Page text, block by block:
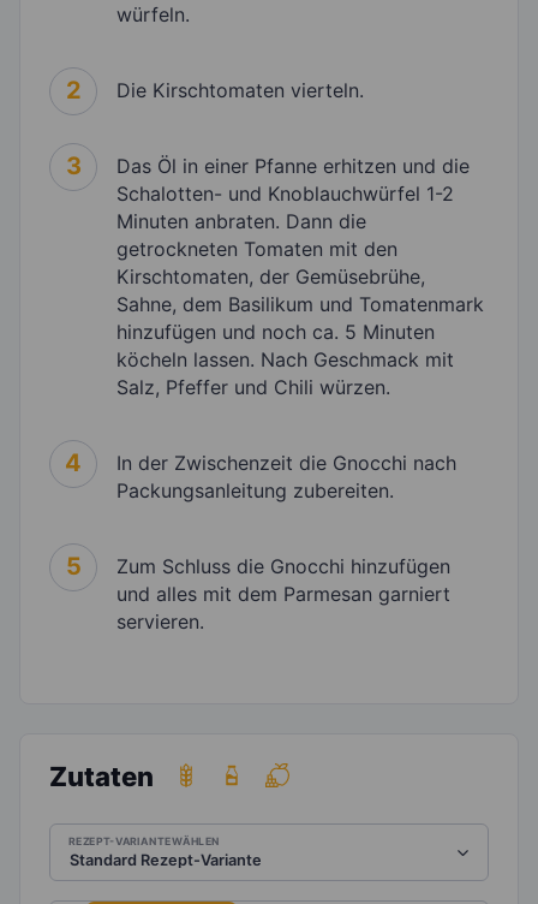
würfeln.
2 Die Kirschtomaten vierteln.
3
Das Öl in einer Pfanne erhitzen und die
Schalotten- und Knoblauchwürfel 1-2
Minuten anbraten. Dann die
getrockneten Tomaten mit den
Kirschtomaten, der Gemüsebrühe,
Sahne, dem Basilikum und Tomatenmark
hinzufügen und noch ca. 5 Minuten
köcheln lassen. Nach Geschmack mit
Salz, Pfeffer und Chili würzen.
4
In der Zwischenzeit die Gnocchi nach
Packungsanleitung zubereiten.
5
Zum Schluss die Gnocchi hinzufügen
und alles mit dem Parmesan garniert
servieren.
Zutaten
REZEPT-VARIANTE WÄHLEN